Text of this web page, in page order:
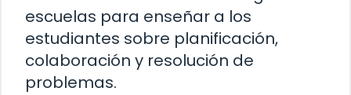
escuelas para enseñar a los
estudiantes sobre planificación,
colaboración y resolución de
problemas.